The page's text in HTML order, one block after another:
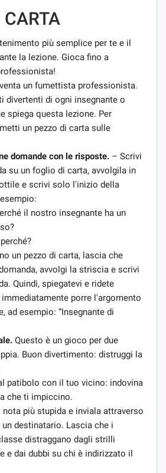
CARTA
più semplice per te e il
la lezione. Gioca fino a
un fumettista professionista.
divertenti di ogni insegnante o
spiega questa lezione. Per
un pezzo di carta sulle
domande con le risposte. – Scrivi
su un foglio di carta, avvolgila in
e scrivi solo l'inizio della
il nostro insegnante ha un
un pezzo di carta, lascia che
avvolgi la striscia e scrivi
Quindi, spiegatevi e ridete
porre l'argomento
ad esempio: “Insegnante di
Questo è un gioco per due
Buon divertimento: distruggi la
patibolo con il tuo vicino: indovina
che ti impiccino.
nota più stupida e inviala attraverso
un destinatario. Lascia che i
distraggano dagli strilli
e dai dubbi su chi è indirizzato il